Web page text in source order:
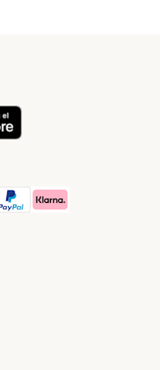
Method
Method
Payment Method
Payment Method
Klarna Payment Method
Method